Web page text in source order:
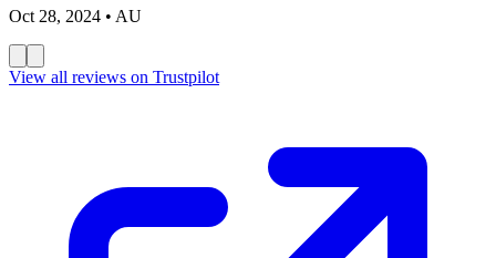
Oct 28, 2024 • AU
View all reviews on Trustpilot